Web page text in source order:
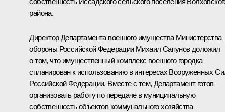
района.
Директор Департамента военного имущества Министерства
обороны Российской Федерации Михаил Сапунов доложил
о том, что имущественный комплекс военного городка
спланирован к использованию в интересах Вооруженных
Российской Федерации. Вместе с тем, Департамент готов
организовать работу по передаче в муниципальную
собственность объектов коммунального хозяйства